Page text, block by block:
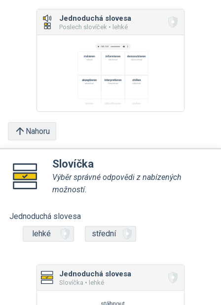
Jednoduchá slovesa
Poslech slovíček • lehké
Nahoru
Slovíčka
Výběr správné odpovědi z nabízených
možností.
Jednoduchá slovesa
lehké
střední
Jednoduchá slovesa
Slovíčka • lehké